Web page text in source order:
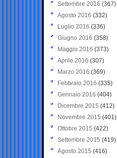
Settembre 2016 (367)
Agosto 2016 (332)
Luglio 2016 (336)
Giugno 2016 (358)
Maggio 2016 (373)
Aprile 2016 (307)
Marzo 2016 (369)
Febbraio 2016 (335)
Gennaio 2016 (404)
Dicembre 2015 (412)
Novembre 2015 (401)
Ottobre 2015 (422)
Settembre 2015 (419)
Agosto 2015 (416)